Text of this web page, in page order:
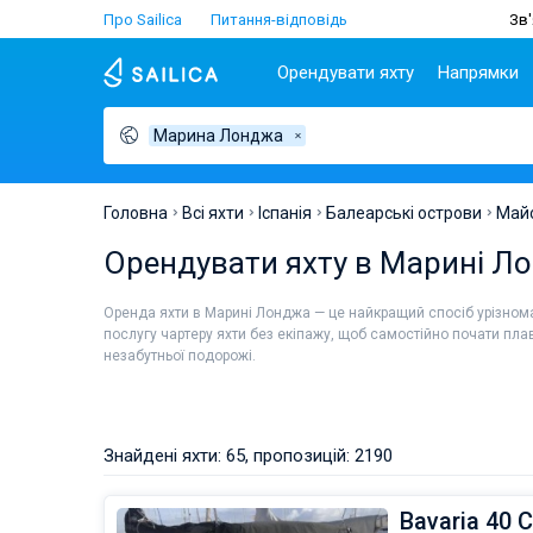
Про Sailica Питання-відповідь
Орендувати яхту
Популярні країни
Греція
Туреччина
Франція
Багами
Напрямки
Хорватія
Дубровник
Біоград
Лефкада
Корфу
Чартер
Марина Лонджа
Головна Всі яхти Іспанія Балеарські острови
Орендувати яхту в Марині
Оренда яхти в Марині Лонджа — це найкращий спосіб
послугу чартеру яхти без екіпажу, щоб самостійно почати
незабутньої подорожі.
Знайдені яхти: 65, пропозицій: 2190
Bavaria 40